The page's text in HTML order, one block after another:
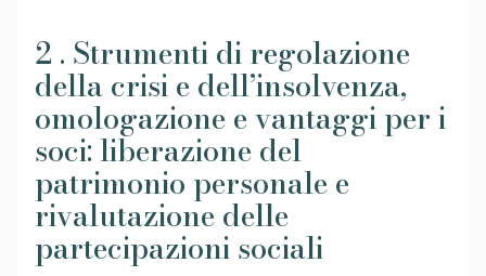
2 . Strumenti di regolazione
della crisi e dell’insolvenza,
omologazione e vantaggi per i
soci: liberazione del
patrimonio personale e
rivalutazione delle
partecipazioni sociali